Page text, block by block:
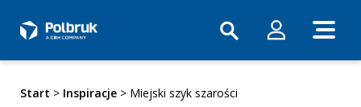
Start > Inspiracje > Miejski szyk szarości